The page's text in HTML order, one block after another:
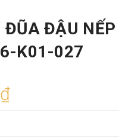
ĐŨA ĐẬU NẾP
K01-027